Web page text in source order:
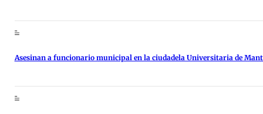
Asesinan a funcionario municipal en la ciudadela Universitaria de